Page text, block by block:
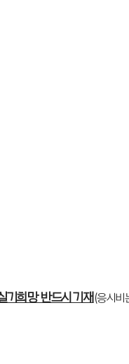
기희망 반드시 기재 (응시비